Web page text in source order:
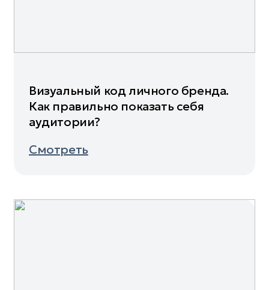
Визуальный код личного бренда.
Как правильно показать себя
аудитории?
Смотреть